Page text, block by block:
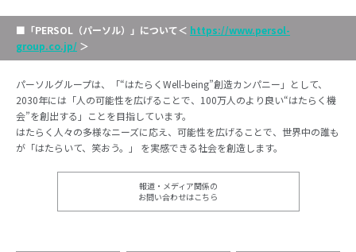
■「PERSOL（パーソル）」について＜ https://www.persol-
group.co.jp/ ＞
パーソルグループは、「“はたらくWell-being”創造カンパニー」として、
2030年には「人の可能性を広げることで、100万人のより良い“はたらく機
会”を創出する」ことを目指しています。
はたらく人々の多様なニーズに応え、可能性を広げることで、世界中の誰も
が「はたらいて、笑おう。」 を実感できる社会を創造します。
報道・メディア関係の
お問い合わせはこちら